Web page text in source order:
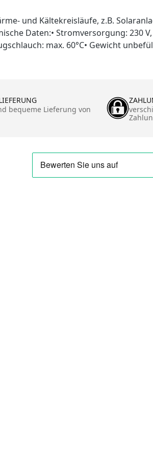
und Kältekreisläufe, z.B.
Daten:• Stromversorgung: 230
max. 60°C• Gewicht
bequeme Lieferung von